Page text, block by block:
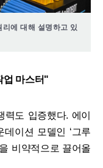
에 대해 설명하고 있
업 마스터"
도 입증했다. 에이
이션 모델인 ‘그루
비약적으로 끌어올